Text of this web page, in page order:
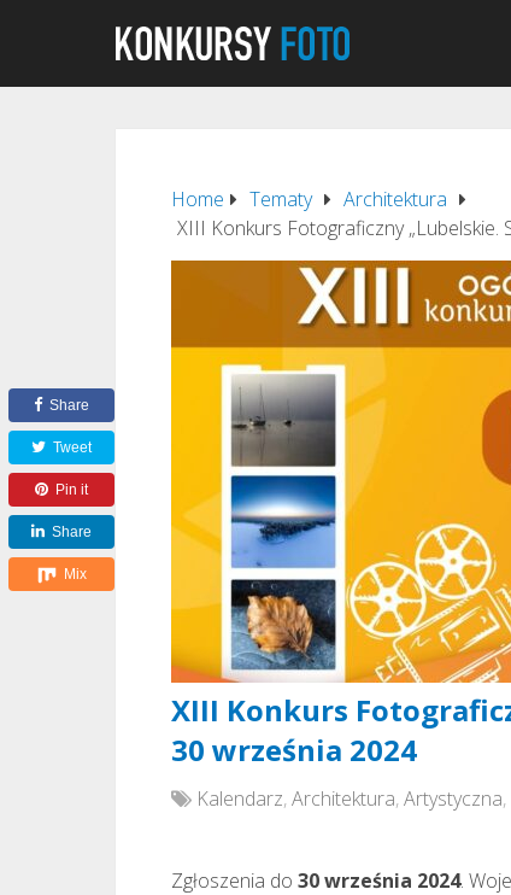
Home Tematy
Architektura
XIII Konkurs Fotograficzny „Lubelskie.
XIII Konkurs
30 września 2024
Kalendarz,Architektura,Artystyczna,
Zgłoszenia do 30 września 2024.
Share
Tweet
Pin it
Share
Mix